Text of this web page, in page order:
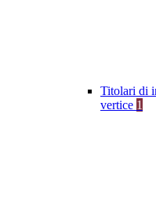
Titolari di
vertice 1